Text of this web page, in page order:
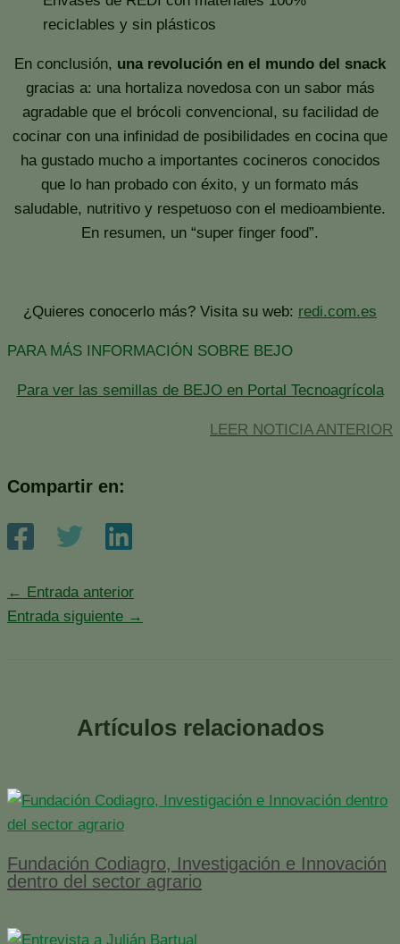
reciclables y sin plásticos
En conclusión, una revolución en el mundo del snack
gracias a: una hortaliza novedosa con un sabor más
agradable que el brócoli convencional, su facilidad de
cocinar con una infinidad de posibilidades en cocina que
ha gustado mucho a importantes cocineros conocidos
que lo han probado con éxito, y un formato más
saludable, nutritivo y respetuoso con el medioambiente.
En resumen, un “super finger food”.
¿Quieres conocerlo más? Visita su web: redi.com.es
PARA MÁS INFORMACIÓN SOBRE BEJO
Para ver las semillas de BEJO en Portal Tecnoagrícola
LEER NOTICIA ANTERIOR
Compartir en:
← Entrada anterior
Entrada siguiente →
Artículos relacionados
Fundación Codiagro, Investigación e Innovación
dentro del sector agrario